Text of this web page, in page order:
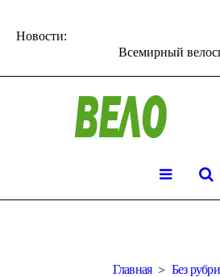
Новости:
Всемирный
Главная
Без